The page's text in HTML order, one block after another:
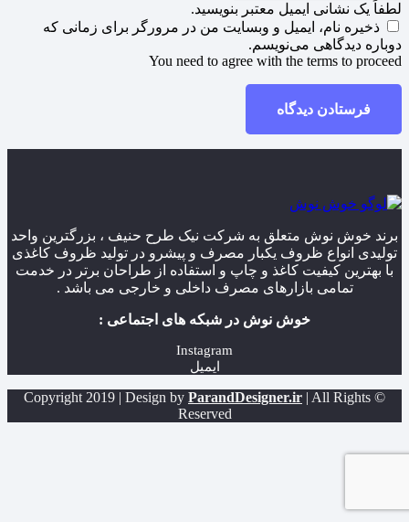
لطفاً یک نشانی ایمیل معتبر بنویسید.
ذخیره نام، ایمیل و وبسایت من در مرورگر برای زمانی که
دوباره دیدگاهی می‌نویسم.
You need to agree with the terms to proceed
فرستادن دیدگاه
برند خوش نوش متعلق به شرکت نیک طرح حنیف ، بزرگترین واحد
تولیدی انواع ظروف یکبار مصرف و پیشرو در تولید ظروف کاغذی
با بهترین کیفیت کاغذ و چاپ و استفاده از طراحان برتر در خدمت
تمامی بازارهای مصرف داخلی و خارجی می باشد .
خوش نوش در شبکه های اجتماعی :
Instagram
ایمیل
© Copyright 2019 | Design by
ParandDesigner.ir | All Rights
Reserved